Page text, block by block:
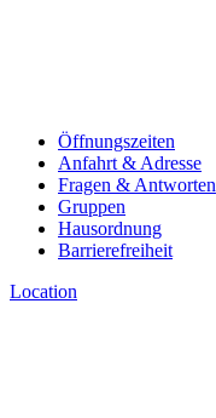
Öffnungszeiten
Anfahrt & Adresse
Fragen & Antworten
Gruppen
Hausordnung
Barrierefreiheit
Location